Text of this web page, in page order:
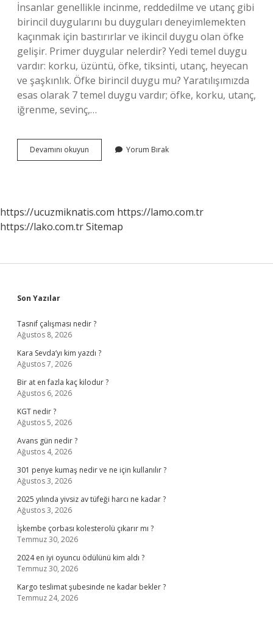
İnsanlar genellikle incinme, reddedilme ve utanç gibi
birincil duygularını bu duyguları deneyimlemekten
kaçınmak için bastırırlar ve ikincil duygu olan öfke
gelişir. Primer duygular nelerdir? Yedi temel duygu
vardır: korku, üzüntü, öfke, tiksinti, utanç, heyecan
ve şaşkınlık. Öfke birincil duygu mu? Yaratılışımızda
esas olarak 7 temel duygu vardır; öfke, korku, utanç,
iğrenme, sevinç,…
Devamını okuyun
Duyular
Yorum Bırak
https://ucuzmiknatis.com https://lamo.com.tr
https://lako.com.trSitemap
Sidebar
Son Yazılar
Tasnif çalışması nedir ?
Ağustos 8, 2026
Kara Sevda’yı kim yazdı ?
Ağustos 7, 2026
Bir at en fazla kaç kilodur ?
Ağustos 6, 2026
KGT nedir ?
Ağustos 5, 2026
Avans gün nedir ?
Ağustos 4, 2026
301 penye kumaş nedir ve ne için kullanılır ?
Ağustos 3, 2026
2025 yılında yivsiz av tüfeği harcı ne kadar ?
Ağustos 3, 2026
İşkembe çorbası kolesterolü çıkarır mı ?
Temmuz 30, 2026
2024 en iyi oyuncu ödülünü kim aldı ?
Temmuz 30, 2026
Kargo teslimat şubesinde ne kadar bekler ?
Temmuz 24, 2026